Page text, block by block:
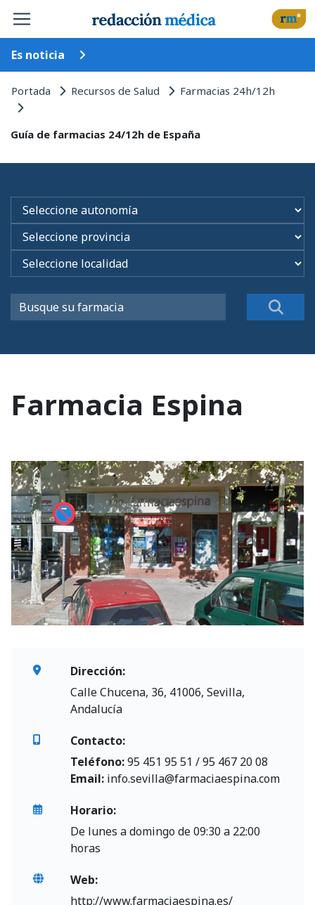
Es noticia
Portada Recursos de Salud Farmacias 24h/12h
Guía de farmacias 24/12h de España
Farmacia Espina
Dirección:
Calle Chucena, 36, 41006, Sevilla,
Andalucía
Contacto:
Teléfono:95 451 95 51 / 95 467 20 08
Email: info.sevilla@farmaciaespina.com
Horario:
De lunes a domingo de 09:30 a 22:00
horas
Web:
http://www.farmaciaespina.es/